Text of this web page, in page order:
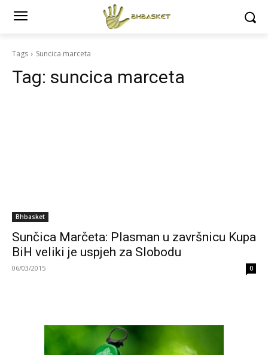
Tags Suncica marceta
Tag: suncica marceta
Bhbasket
Sunčica Marčeta: Plasman u završnicu Kupa
BiH veliki je uspjeh za Slobodu
06/03/2015 0